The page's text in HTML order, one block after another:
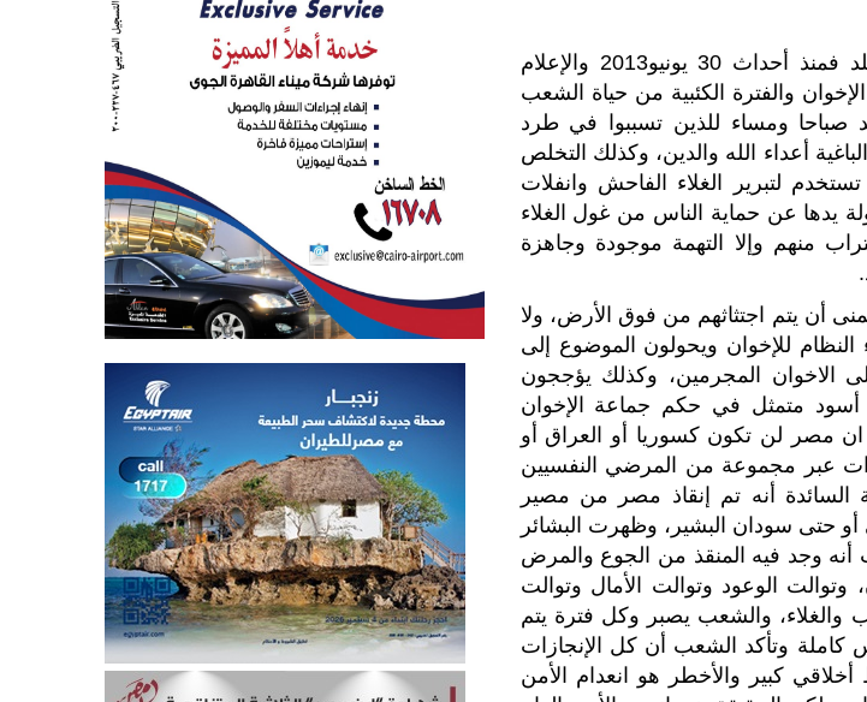
لا أعرف لماذا تذكرت تلك المقطوعة الرائعة وأنا أتابع مايحدث في البلد فمنذ أحداث 30 يونيو2013 والإعلام
والفترة الكئبية من حياة الشعب
صباحا ومساء للذين تسببوا في طرد
أعداء الله والدين، وكذلك التخلص
لتبرير الغلاء الفاحش وانفلات
يدها عن حماية الناس من غول الغلاء
منهم وإلا التهمة موجودة وجاهزة
أن يتم اجتثاثهم من فوق الأرض، ولا
للإخوان ويحولون الموضوع إلى
الاخوان المجرمين، وكذلك يؤججون
أسود متمثل في حكم جماعة الإخوان
ان مصر لن تكون كسوريا أو العراق أو
عبر مجموعة من المرضي النفسيين
السائدة أنه تم إنقاذ مصر من مصير
حتى سودان البشير، وظهرت البشائر
وجد فيه المنقذ من الجوع والمرض
الوعود وتوالت الأمال وتوالت
والغلاء، والشعب يصبر وكل فترة يتم
كاملة وتأكد الشعب أن كل الإنجازات
كبير والأخطر هو انعدام الأمن